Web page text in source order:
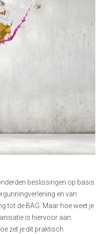
beslissingen op basis
en van
tot de BAG. Maar hoe weet je
is hiervoor aan
zet je dit praktisch